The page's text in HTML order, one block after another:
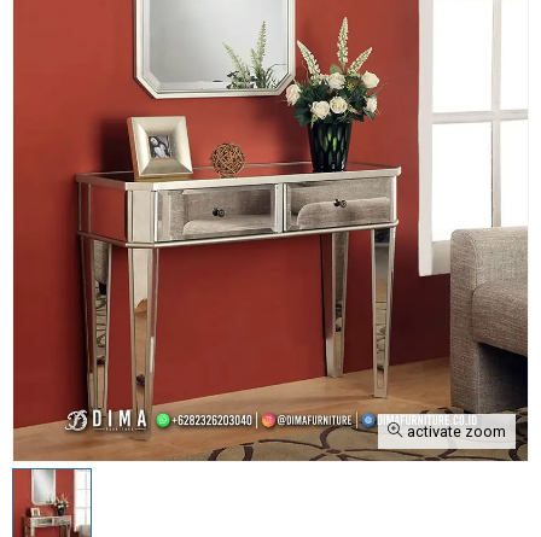
activate zoom